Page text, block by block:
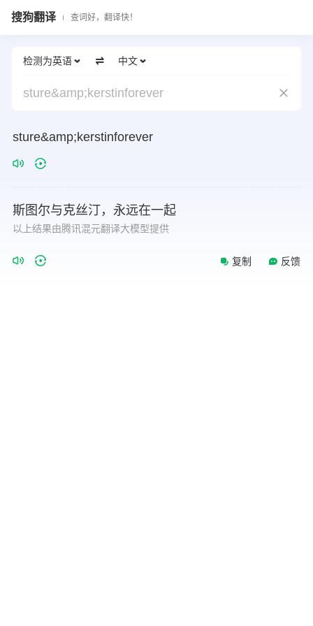
搜狗翻译 查词好，翻译快！
检测为英语 中文
sture&amp;kerstinforever
sture&amp;kerstinforever
斯图尔与克丝汀，永远在一起
以上结果由腾讯混元翻译大模型提供
复制 反馈